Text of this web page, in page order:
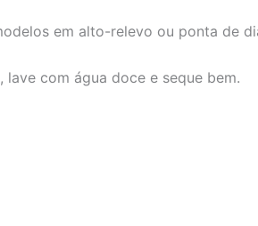
em alto-relevo ou ponta de
, lave com água doce e seque bem.